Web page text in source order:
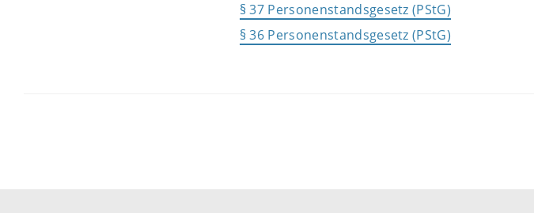
§ 37 Personenstandsgesetz (PStG)
§ 36 Personenstandsgesetz (PStG)